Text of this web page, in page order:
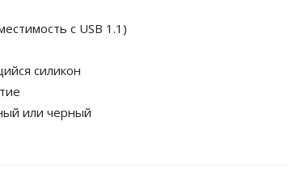
с USB 1.1)
силикон
или черный